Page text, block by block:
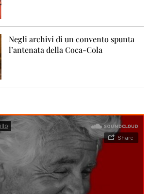
Negli archivi di un convento spunta
l’antenata della Coca-Cola